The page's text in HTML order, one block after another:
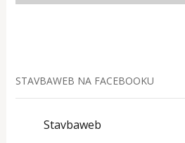
STAVBAWEB NA FACEBOOKU
Stavbaweb